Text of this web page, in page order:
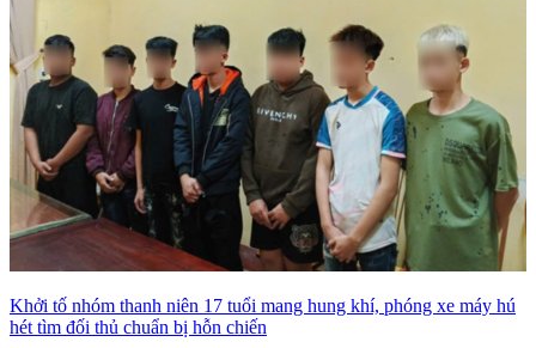
Khởi tố nhóm thanh niên 17 tuổi mang hung khí, phóng xe máy hú
hét tìm đối thủ chuẩn bị hỗn chiến